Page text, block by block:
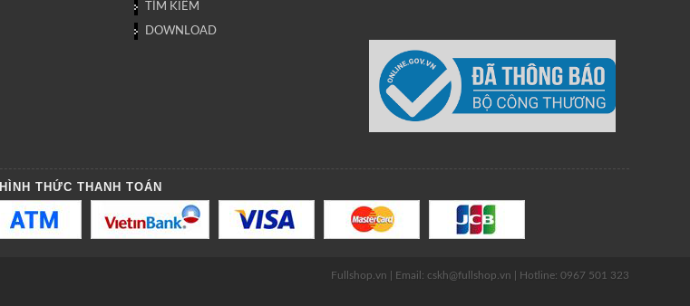
TÌM KIẾM
DOWNLOAD
HÌNH THỨC THANH TOÁN
Fullshop.vn | Email: cskh@fullshop.vn | Hotline: 0967 501 323